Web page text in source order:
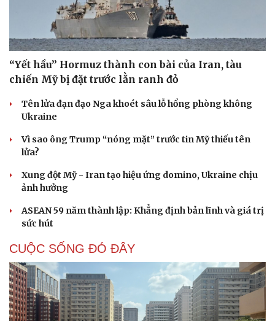
“Yết hầu” Hormuz thành con bài của Iran, tàu
chiến Mỹ bị đặt trước lằn ranh đỏ
Tên lửa đạn đạo Nga khoét sâu lỗ hổng phòng không
Ukraine
Vì sao ông Trump “nóng mặt” trước tin Mỹ thiếu tên
lửa?
Xung đột Mỹ - Iran tạo hiệu ứng domino, Ukraine chịu
ảnh hưởng
ASEAN 59 năm thành lập: Khẳng định bản lĩnh và giá trị
sức hút
CUỘC SỐNG ĐÓ ĐÂY